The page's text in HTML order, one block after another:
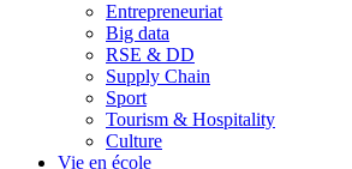
Entrepreneuriat
Big data
RSE & DD
Supply Chain
Sport
Tourism & Hospitality
Culture
Vie en école